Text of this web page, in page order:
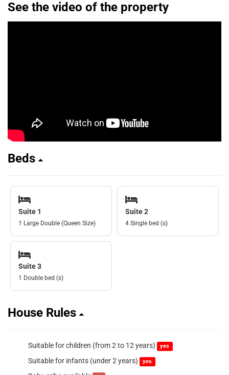
See the video of the property
Beds
Suite 1
1 Large Double (Queen Size)
Suite 2
4 Single bed (s)
Suite 3
1 Double bed (s)
House Rules
Suitable for children (from 2 to 12 years) yes
Suitable for infants (under 2 years) yes